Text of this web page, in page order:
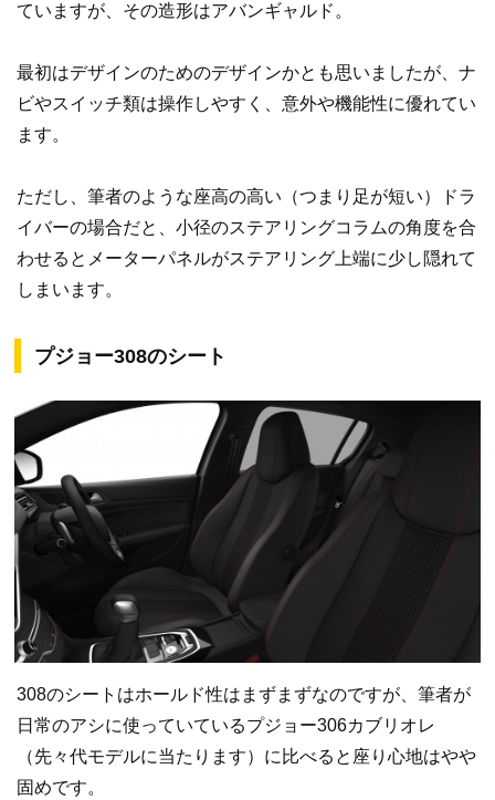
ていますが、その造形はアバンギャルド。
最初はデザインのためのデザインかとも思いましたが、ナ
ビやスイッチ類は操作しやすく、意外や機能性に優れてい
ます。
ただし、筆者のような座高の高い（つまり足が短い）ドラ
イバーの場合だと、小径のステアリングコラムの角度を合
わせるとメーターパネルがステアリング上端に少し隠れて
しまいます。
プジョー308のシート
308のシートはホールド性はまずまずなのですが、筆者が
日常のアシに使っていているプジョー306カブリオレ
（先々代モデルに当たります）に比べると座り心地はやや
固めです。